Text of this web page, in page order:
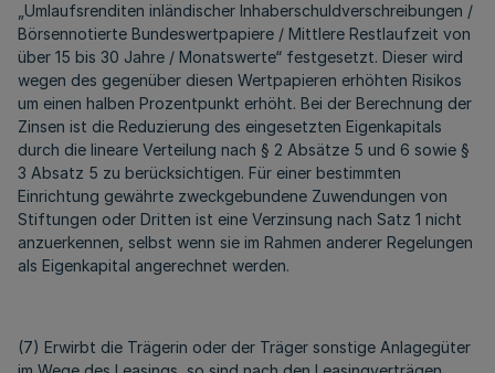
„Umlaufsrenditen inländischer Inhaberschuldverschreibungen /
Börsennotierte Bundeswertpapiere / Mittlere Restlaufzeit von
über 15 bis 30 Jahre / Monatswerte“ festgesetzt. Dieser wird
wegen des gegenüber diesen Wertpapieren erhöhten Risikos
um einen halben Prozentpunkt erhöht. Bei der Berechnung der
Zinsen ist die Reduzierung des eingesetzten Eigenkapitals
durch die lineare Verteilung nach § 2 Absätze 5 und 6 sowie §
3 Absatz 5 zu berücksichtigen. Für einer bestimmten
Einrichtung gewährte zweckgebundene Zuwendungen von
Stiftungen oder Dritten ist eine Verzinsung nach Satz 1 nicht
anzuerkennen, selbst wenn sie im Rahmen anderer Regelungen
als Eigenkapital angerechnet werden.
(7) Erwirbt die Trägerin oder der Träger sonstige Anlagegüter